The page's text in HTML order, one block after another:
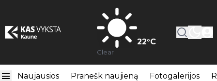
22°C
Clear
Naujausios Pranešk naujieną Fotogalerijos